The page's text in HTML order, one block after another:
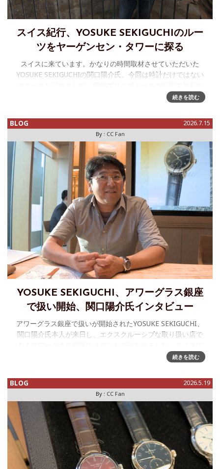
スイス紀行、YOSUKE SEKIGUCHIのルー
ツをヤーゲンセン・タワーに探る
スイスに来ています。かなりの時間取材させていただいた
YOSUKE SEKIGUCHIの関口陽介氏。今回は時計だけではない
なった時計師のヤーゲンセン一族に注目、そのルーツを探る
続きを読む
BLOG 2026.7.15
By : CC Fan
YOSUKE SEKIGUCHI、アワーグラス銀座
で扱い開始、関口陽介氏インタビュー
アワーグラス銀座で扱いが開始されたYOSUKE SEKIGUCHI、
関口陽介氏本人が来日し、エクスクルーシブな取り扱い店で
は何度もお話は伺っているのですが、改めて時計作りについ
続きを読む
BLOG 2026.5.19
By : CC Fan